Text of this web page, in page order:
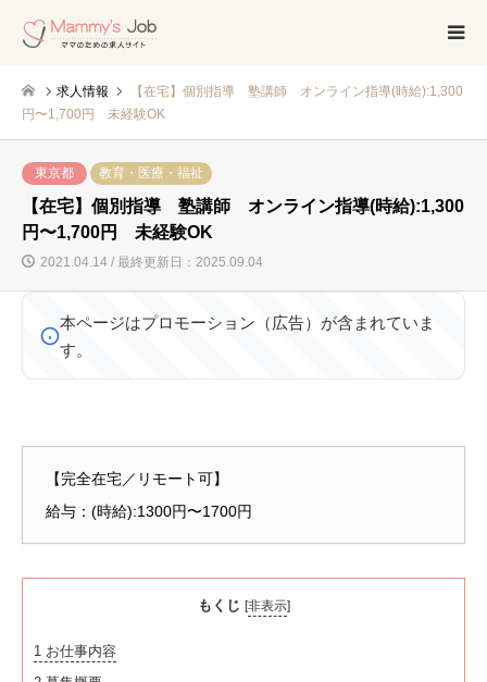
求人情報
【在宅】個別指導 塾講師 オンライン指導(時給):1,300
円〜1,700円 未経験OK
東京都 教育・医療・福祉
【在宅】個別指導 塾講師 オンライン指導(時給):1,300
円〜1,700円 未経験OK
2021.04.14 / 最終更新日：2025.09.04
本ページはプロモーション（広告）が含まれていま
す。
【完全在宅／リモート可】
給与：(時給):1300円〜1700円
もくじ [非表示]
1 お仕事内容